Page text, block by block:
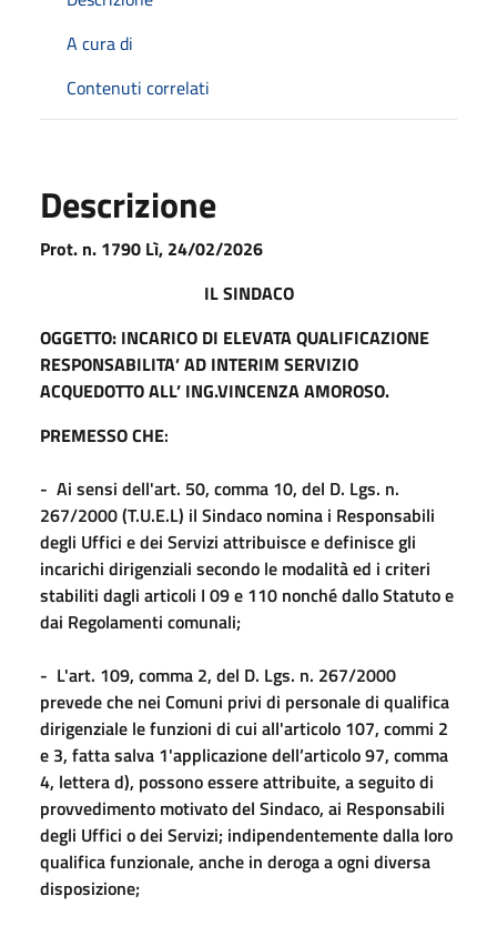
A cura di
Contenuti correlati
Descrizione
Prot. n. 1790 Lì, 24/02/2026
IL SINDACO
OGGETTO: INCARICO DI ELEVATA QUALIFICAZIONE
RESPONSABILITA’ AD INTERIM SERVIZIO
ACQUEDOTTO ALL’ ING.VINCENZA AMOROSO.
PREMESSO CHE:
- Ai sensi dell'art. 50, comma 10, del D. Lgs. n.
267/2000 (T.U.E.L) il Sindaco nomina i Responsabili
degli Uffici e dei Servizi attribuisce e definisce gli
incarichi dirigenziali secondo le modalità ed i criteri
stabiliti dagli articoli I 09 e 110 nonché dallo Statuto e
dai Regolamenti comunali;
- L'art. 109, comma 2, del D. Lgs. n. 267/2000
prevede che nei Comuni privi di personale di qualifica
dirigenziale le funzioni di cui all'articolo 107, commi 2
e 3, fatta salva 1'applicazione dell’articolo 97, comma
4, lettera d), possono essere attribuite, a seguito di
provvedimento motivato del Sindaco, ai Responsabili
degli Uffici o dei Servizi; indipendentemente dalla loro
qualifica funzionale, anche in deroga a ogni diversa
disposizione;